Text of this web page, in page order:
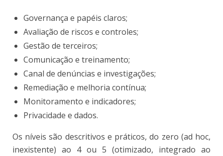
Governança e papéis claros;
Avaliação de riscos e controles;
Gestão de terceiros;
Comunicação e treinamento;
Canal de denúncias e investigações;
Remediação e melhoria contínua;
Monitoramento e indicadores;
Privacidade e dados.
Os níveis são descritivos e práticos, do zero (ad hoc,
inexistente) ao 4 ou 5 (otimizado, integrado ao